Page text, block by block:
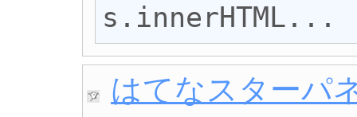
s.innerHTML...
はてなスターパ